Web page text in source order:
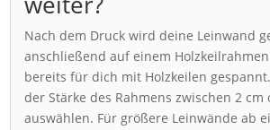
Nach dem Druck wird deine Leinwand
anschließend auf einem
bereits für dich mit Holzkeilen
der Stärke des Rahmens zwischen 2 cm
auswählen. Für größere Leinwände ab